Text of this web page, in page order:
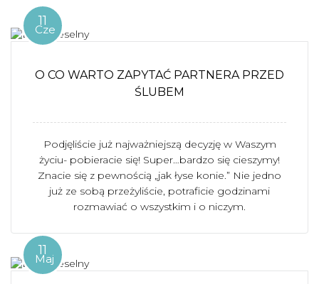
11
Cze
O CO WARTO ZAPYTAĆ PARTNERA PRZED
ŚLUBEM
Podjęliście już najważniejszą decyzję w Waszym
życiu- pobieracie się! Super…bardzo się cieszymy!
Znacie się z pewnością „jak łyse konie.” Nie jedno
już ze sobą przeżyliście, potraficie godzinami
rozmawiać o wszystkim i o niczym.
11
Maj